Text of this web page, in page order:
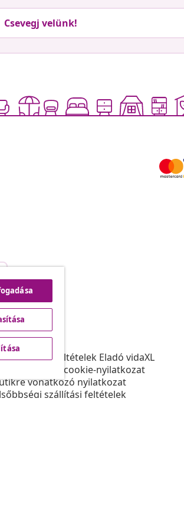
Csevegj velünk!
ről
feltételek Eladó vidaXL
Adatvédelmi és cookie-nyilatkozat
vonatkozó nyilatkozat
szállítási feltételek